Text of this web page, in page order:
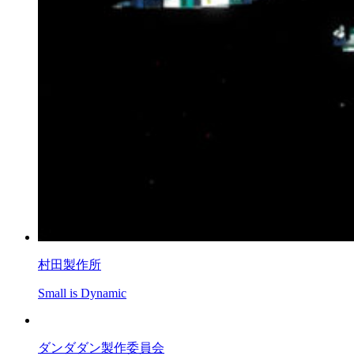
村田製作所
Small is Dynamic
ダンダダン製作委員会